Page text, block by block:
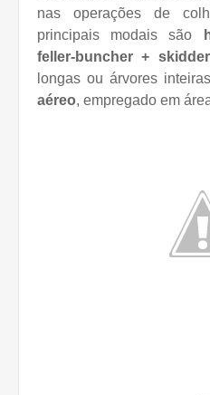
nas operações de
principais modais são
feller-buncher + skidder
longas ou árvores
aéreo, empregado em